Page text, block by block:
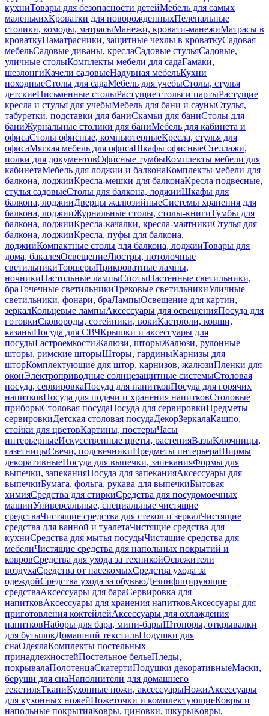
кухниТовары для безопасности детейМебель для самых
маленькихКроватки для новорожденныхПеленальные
столики, комоды, матрасыМанежи, кровати-манежиМатрасы в
кроваткуНаматрасники, защитные чехлы в кроваткуСадовая
мебельСадовые диваны, креслаСадовые стульяСадовые,
уличные столыКомплекты мебели для садаГамаки,
шезлонгиКачели садовыеНадувная мебельКухни
походныеСтолы для садаМебель для учебыСтолы, стулья
детскиеПисьменные столыРастущие столы и партыРастущие
кресла и стулья для учебыМебель для бани и сауныСтулья,
табуретки, подставки для баниСкамьи для баниСтолы для
баниЖурнальные столики для баниМебель для кабинета и
офисаСтолы офисные, компьютерныеКресла, стулья для
офисаМягкая мебель для офисаШкафы офисныеСтеллажи,
полки для документовОфисные тумбыКомплекты мебели для
кабинетаМебель для лоджии и балконаКомплекты мебели для
балкона, лоджииКресла-мешки для балконаКресла подвесные,
стулья садовыеСтолы для балкона, лоджииШкафы для
балкона, лоджииДверцы жалюзийныеСистемы хранения для
балкона, лоджииЖурнальные столы, столы-книгиТумбы для
балкона, лоджииКресла-качалки, кресла-маятникиСтулья для
балкона, лоджииКресла, пуфы для балкона,
лоджииКомпактные столы для балкона, лоджииТовары для
дома, бакалеяОсвещениеЛюстры, потолочные
светильникиТоршерыПрикроватные лампы,
ночникиНастольные лампыСпотыНастенные светильники,
браТочечные светильникиТрековые светильникиУличные
светильники, фонари, браЛампыОсвещение для картин,
зеркалКольцевые лампыАксессуары для освещенияПосуда для
готовкиСковороды, сотейники, вокиКастрюли, ковши,
казаныПосуда для СВЧКрышки и аксессуары для
посудыГастроемкостиЖалюзи, шторыЖалюзи, рулонные
шторы, римские шторыШторы, гардиныКарнизы для
шторКомплектующие для штор, карнизов, жалюзиПленки для
оконЭлектроприводные солнцезащитные системыСтоловая
посуда, сервировкаПосуда для напитковПосуда для горячих
напитковПосуда для подачи и хранения напитковСтоловые
приборыСтоловая посудаПосуда для сервировкиПредметы
сервировкиДетская столовая посудаДекорЗеркалаКашпо,
стойки для цветовКартины, постерыЧасы
интерьерныеИскусственные цветы, растенияВазыКлючницы,
газетницыСвечи, подсвечникиПредметы интерьераШирмы
декоративныеПосуда для выпечки, запеканияФормы для
выпечки, запеканияПосуда для запеканияАксессуары для
выпечкиБумага, фольга, рукава для выпечкиБытовая
химияСредства для стиркиСредства для посудомоечных
машинУниверсальные, специальные чистящие
средстваЧистящие средства для стекол и зеркалЧистящие
средства для ванной и туалетаЧистящие средства для
кухниСредства для мытья посудыЧистящие средства для
мебелиЧистящие средства для напольных покрытий и
ковровСредства для ухода за техникойОсвежители
воздухаСредства от насекомыхСредства ухода за
одеждойСредства ухода за обувьюДезинфицирующие
средстваАксессуары для бараСервировка для
напитковАксессуары для хранения напитковАксессуары для
приготовления коктейлейАксессуары для охлаждения
напитковНаборы для бара, мини-барыШтопоры, открывалки
для бутылокДомашний текстильПодушки для
снаОдеялаКомплекты постельных
принадлежностейПостельное бельеПледы,
покрывалаПолотенцаСкатертиПодушки декоративныеМаски,
беруши для снаНаполнители для домашнего
текстиляТканиКухонные ножи, аксессуарыНожиАксессуары
для кухонных ножейНожеточки и комплектующиеКовры и
напольные покрытияКовры, циновки, шкурыКовры,